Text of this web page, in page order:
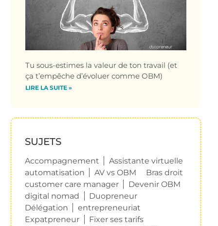
Tu sous-estimes la valeur de ton travail (et
ça t’empêche d’évoluer comme OBM)
LIRE LA SUITE »
SUJETS
Accompagnement
Assistante virtuelle
automatisation
AV vs OBM
Bras droit
customer care manager
Devenir OBM
digital nomad
Duopreneur
Délégation
entrepreneuriat
Expatpreneur
Fixer ses tarifs